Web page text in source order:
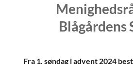
Blågårdens
Fra 1. søndag i advent 2024